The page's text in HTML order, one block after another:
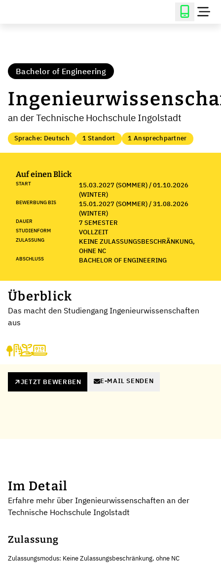
Bachelor of Engineering
an der Technische Hochschule Ingolstadt
Sprache: Deutsch 1 Standort 1 Ansprechpartner
Auf einen Blick
START
15.03.2027 (SOMMER) / 01.10.2026
(WINTER)
BEWERBUNG BIS
15.01.2027 (SOMMER) / 31.08.2026
(WINTER)
DAUER 7 SEMESTER
STUDIENFORM VOLLZEIT
ZULASSUNG
KEINE ZULASSUNGSBESCHRÄNKUNG,
OHNE NC
ABSCHLUSS BACHELOR OF ENGINEERING
Überblick
Das macht den Studiengang Ingenieurwissenschaften
aus
JETZT BEWERBEN E-MAIL SENDEN
Im Detail
Erfahre mehr über Ingenieurwissenschaften an der
Technische Hochschule Ingolstadt
Zulassung
Zulassungsmodus: Keine Zulassungsbeschränkung, ohne NC